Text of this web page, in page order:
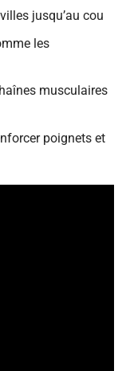
jusqu’au cou
les
musculaires
poignets et